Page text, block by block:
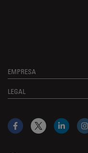
EMPRESA
LEGAL
Facebook
X